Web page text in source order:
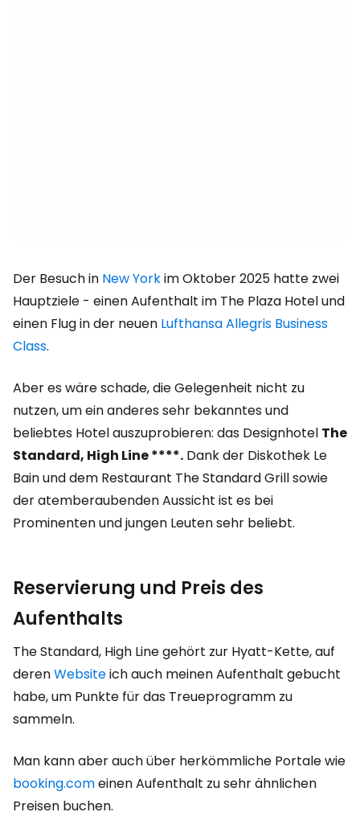
Der Besuch in New Yorkim Oktober 2025 hatte zwei
Hauptziele - einen Aufenthalt im The Plaza Hotel und
einen Flug in der neuen Lufthansa Allegris Business
Class.
Aber es wäre schade, die Gelegenheit nicht zu
nutzen, um ein anderes sehr bekanntes und
beliebtes Hotel auszuprobieren: das Designhotel The
Standard, High Line ****. Dank der Diskothek Le
Bain und dem Restaurant The Standard Grill sowie
der atemberaubenden Aussicht ist es bei
Prominenten und jungen Leuten sehr beliebt.
Reservierung und Preis des
Aufenthalts
The Standard, High Line gehört zur Hyatt-Kette, auf
derenWebsiteich auch meinen Aufenthalt gebucht
habe, um Punkte für das Treueprogramm zu
sammeln.
Man kann aber auch über herkömmliche Portale wie
booking.comeinen Aufenthalt zu sehr ähnlichen
Preisen buchen.